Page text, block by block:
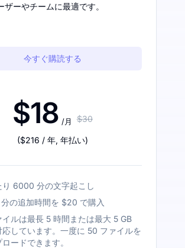
ザーやチームに最適です。
今すぐ購読する
$18 /月 $30
($216 / 年, 年払い)
り 6000 分の文字起こし
の追加時間を $20 で購入
イルは最長 5 時間または最大 5 GB
応しています。一度に 50 ファイルを
ードできます。